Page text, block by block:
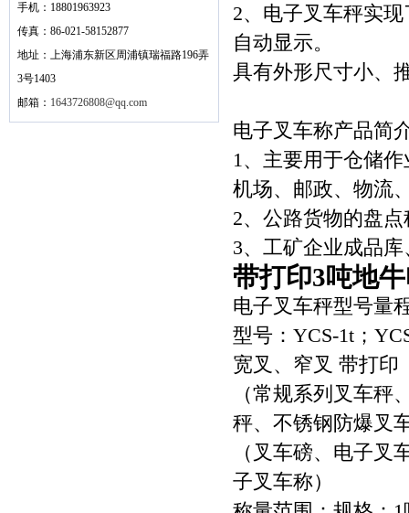
手机：18801963923
传真：86-021-58152877
地址：上海浦东新区周浦镇瑞福路196弄
3号1403
邮箱： 1643726808@qq.com
2、电子叉车秤实
自动显示。
具有外形尺寸小、
电子叉车称产品简
1、主要用于仓储
机场、邮政、物流
2、公路货物的盘
3、工矿企业成品
带打印3吨地
电子叉车秤型号量
型号：YCS-1t；
宽叉、窄叉 带打印
（常规系列叉车
秤、不锈钢防爆叉
（叉车磅、电子
子叉车称）